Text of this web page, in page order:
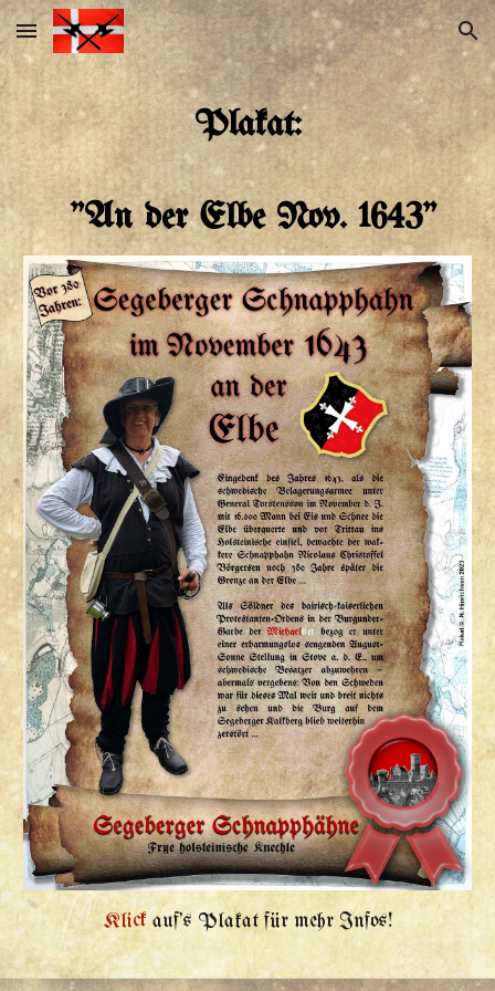
Skip to main content Skip to navigation
Plakat:
"An der Elbe Nov. 1643"
Klickauf's Plakat für mehr Infos!